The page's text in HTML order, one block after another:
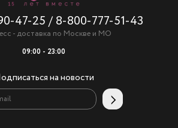
47-25 / 8-800-777-51-43
- доставка по Москве и МО
09:00 - 23:00
на новости